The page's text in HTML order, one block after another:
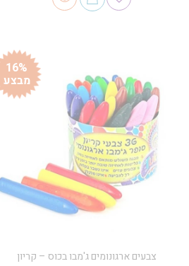
16%
מבצע
צבעים ארגונומים ג'מבו בכוס – קריון